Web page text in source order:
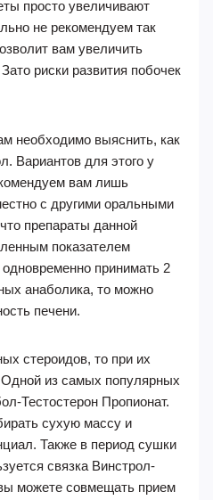
просто увеличивают
не рекомендуем так
вам увеличить
риски развития побочек
необходимо выяснить, как
Вариантов для этого у
вам лишь
с другими оральными
препараты данной
показателем
одновременно принимать 2
анаболика, то можно
печени.
стероидов, то при их
Одной из самых популярных
Тестостерон Пропионат.
сухую массу и
Также в период сушки
связка Винстрол-
можете совмещать прием